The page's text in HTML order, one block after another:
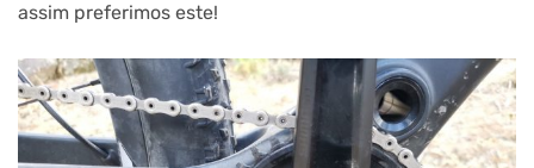
assim preferimos este!